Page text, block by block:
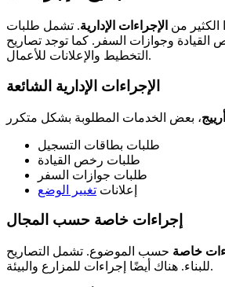
من الإجراءات الإدارية. تشمل طلبات
وجوازات السفر. كما توجد تصاريح
التخطيط والإعلانات للأعمال.
الإجراءات الإدارية الشائعة
طلبات بطاقات التسجيل
طلبات رخص القيادة
طلبات جوازات السفر
إعلانات تغيير الوضع
إجراءات خاصة حسب المجال
خاصة حسب الموضوع. تشمل التصاريح
للبناء. هناك أيضًا إجراءات للمزارع والبيئة.